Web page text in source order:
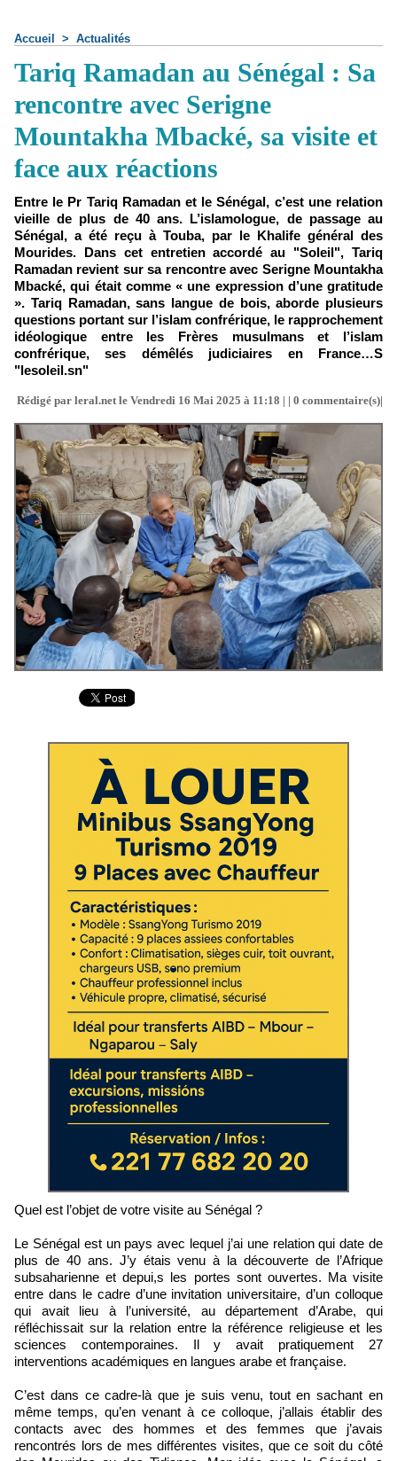
Accueil > Actualités
Tariq Ramadan au Sénégal : Sa
rencontre avec Serigne
Mountakha Mbacké, sa visite et
face aux réactions
Entre le Pr Tariq Ramadan et le Sénégal, c’est une relation
vieille de plus de 40 ans. L’islamologue, de passage au
Sénégal, a été reçu à Touba, par le Khalife général des
Mourides. Dans cet entretien accordé au "Soleil", Tariq
Ramadan revient sur sa rencontre avec Serigne Mountakha
Mbacké, qui était comme « une expression d’une gratitude
». Tariq Ramadan, sans langue de bois, aborde plusieurs
questions portant sur l’islam confrérique, le rapprochement
idéologique entre les Frères musulmans et l’islam
confrérique, ses démêlés judiciaires en France…S
"lesoleil.sn"
Rédigé par leral.net le Vendredi 16 Mai 2025 à 11:18 | | 0 commentaire(s)|
Quel est l’objet de votre visite au Sénégal ?
Le Sénégal est un pays avec lequel j’ai une relation qui date de
plus de 40 ans. J’y étais venu à la découverte de l’Afrique
subsaharienne et depui,s les portes sont ouvertes. Ma visite
entre dans le cadre d’une invitation universitaire, d’un colloque
qui avait lieu à l’université, au département d’Arabe, qui
réfléchissait sur la relation entre la référence religieuse et les
sciences contemporaines. Il y avait pratiquement 27
interventions académiques en langues arabe et française.
C’est dans ce cadre-là que je suis venu, tout en sachant en
même temps, qu’en venant à ce colloque, j’allais établir des
contacts avec des hommes et des femmes que j’avais
rencontrés lors de mes différentes visites, que ce soit du côté